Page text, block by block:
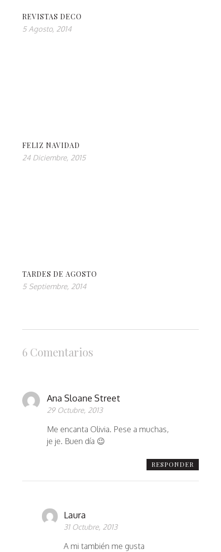
REVISTAS DECO
5 Agosto, 2014
FELIZ NAVIDAD
24 Diciembre, 2015
TARDES DE AGOSTO
5 Septiembre, 2014
6 Comentarios
Ana Sloane Street
29 Octubre, 2013
Me encanta Olivia. Pese a muchas,
je je. Buen día 😉
RESPONDER
Laura
31 Octubre, 2013
A mi también me gusta